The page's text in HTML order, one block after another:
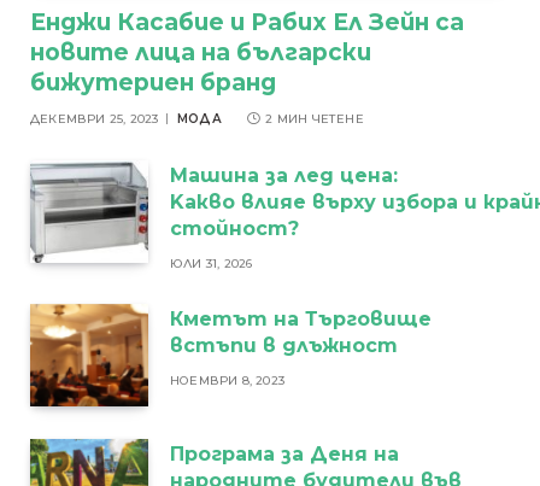
Енджи Касабие и Рабих Ел Зейн са
новите лица на български
бижутериен бранд
ДЕКЕМВРИ 25, 2023 МОДА 2 МИН ЧЕТЕНЕ
Машина за лед цена:
Kакво влияе върху избора и
стойност?
ЮЛИ 31, 2026
Кметът на Търговище
встъпи в длъжност
НОЕМВРИ 8, 2023
Програма за Деня на
народните будители във